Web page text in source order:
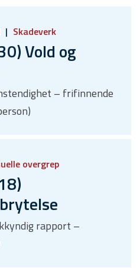
Skadeverk
Vold og
– frifinnende
overgrep
rapport –